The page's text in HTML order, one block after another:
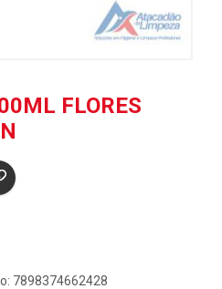
FLORES
7898374662428